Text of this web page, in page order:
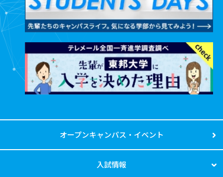
オープンキャンパス・イベント
入試情報